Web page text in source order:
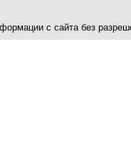
с сайта без